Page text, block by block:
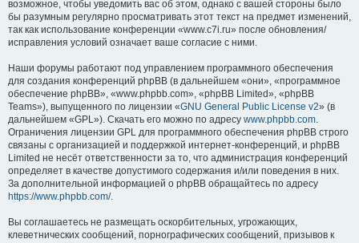
возможное, чтобы уведомить вас об этом, однако с вашей стороны было
бы разумным регулярно просматривать этот текст на предмет изменений,
так как использование конференции «www.c7i.ru» после обновления/
исправления условий означает ваше согласие с ними.
Наши форумы работают под управлением программного обеспечения
для создания конференций phpBB (в дальнейшем «они», «программное
обеспечение phpBB», «www.phpbb.com», «phpBB Limited», «phpBB
Teams»), выпущенного по лицензии «GNU General Public License v2» (в
дальнейшем «GPL»). Скачать его можно по адресу www.phpbb.com.
Ограничения лицензии GPL для программного обеспечения phpBB строго
связаны с организацией и поддержкой интернет-конференций, и phpBB
Limited не несёт ответственности за то, что администрация конференций
определяет в качестве допустимого содержания и/или поведения в них.
За дополнительной информацией о phpBB обращайтесь по адресу
https://www.phpbb.com/.
Вы соглашаетесь не размещать оскорбительных, угрожающих,
клеветнических сообщений, порнографических сообщений, призывов к